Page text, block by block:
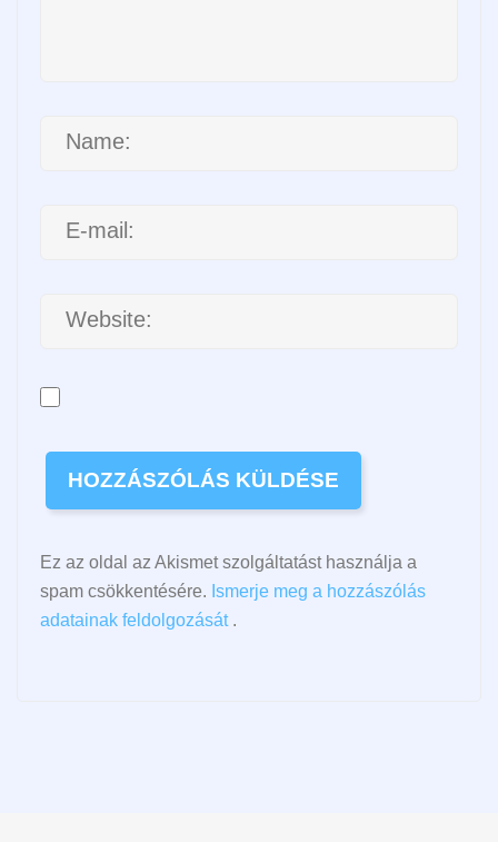
Ez az oldal az Akismet szolgáltatást használja a
spam csökkentésére. Ismerje meg a hozzászólás
adatainak feldolgozását.